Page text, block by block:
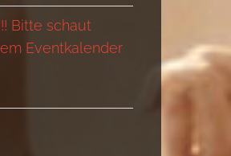
Bitte schaut
Eventkalender